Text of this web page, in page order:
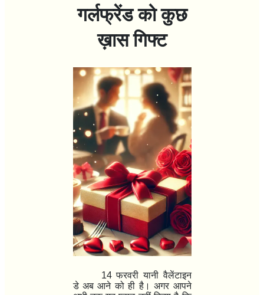
गर्लफ्रेंड को कुछ
ख़ास गिफ्ट
14फरवरी यानी वैलेंटाइन
डे अब आने को ही है। अगर आपने